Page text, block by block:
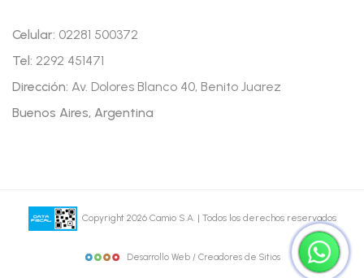
Celular: 02281 500372
Tel: 2292 451471
Dirección: Av. Dolores Blanco 40, Benito Juarez
Buenos Aires, Argentina
Copyright 2026 Camio S.A. | Todos los derechos reservados
Desarrollo Web / Creadores de Sitios